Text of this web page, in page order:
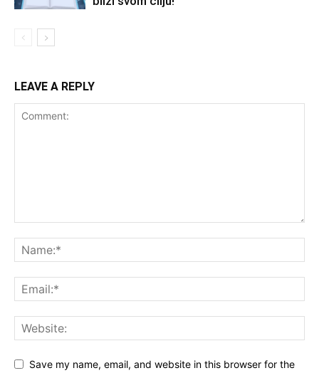
LEAVE A REPLY
Save my name, email, and website in this browser for the